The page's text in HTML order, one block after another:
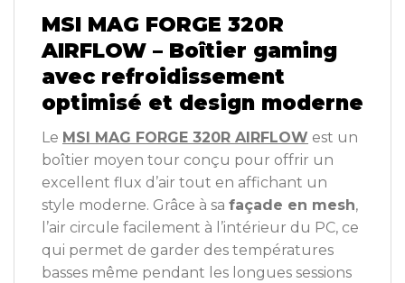
MSI MAG FORGE 320R
AIRFLOW – Boîtier gaming
avec refroidissement
optimisé et design moderne
Le MSI MAG FORGE 320R AIRFLOW est un
boîtier moyen tour conçu pour offrir un
excellent flux d’air tout en affichant un
style moderne. Grâce à sa façade en mesh,
l’air circule facilement à l’intérieur du PC, ce
qui permet de garder des températures
basses même pendant les longues sessions